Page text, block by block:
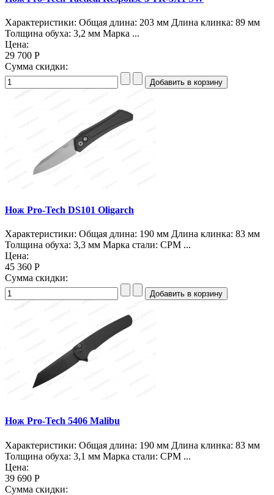
Характеристики: Общая длина: 203 мм Длина клинка: 89 мм
Толщина обуха: 3,2 мм Марка ...
Цена:
29 700 Р
Сумма скидки:
Нож Pro-Tech DS101 Oligarch
Характеристики: Общая длина: 190 мм Длина клинка: 83 мм
Толщина обуха: 3,3 мм Марка стали: CPM ...
Цена:
45 360 Р
Сумма скидки:
Нож Pro-Tech 5406 Malibu
Характеристики: Общая длина: 190 мм Длина клинка: 83 мм
Толщина обуха: 3,1 мм Марка стали: CPM ...
Цена:
39 690 Р
Сумма скидки: